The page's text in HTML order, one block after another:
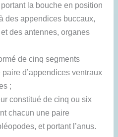
la bouche en position
des appendices buccaux,
des antennes, organes
de cinq segments
d’appendices ventraux
;
constitué de cinq ou six
chacun une paire
et portant l’anus.